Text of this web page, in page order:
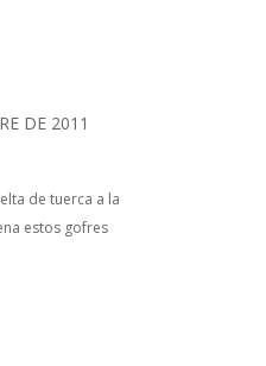
DE 2011
de tuerca a la
estos gofres